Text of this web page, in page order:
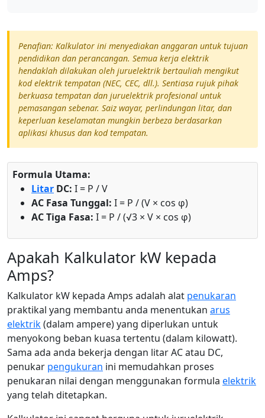
Penafian: Kalkulator ini menyediakan anggaran untuk tujuan
pendidikan dan perancangan. Semua kerja elektrik
hendaklah dilakukan oleh juruelektrik bertauliah mengikut
kod elektrik tempatan (NEC, CEC, dll.). Sentiasa rujuk pihak
berkuasa tempatan dan juruelektrik profesional untuk
pemasangan sebenar. Saiz wayar, perlindungan litar, dan
keperluan keselamatan mungkin berbeza berdasarkan
aplikasi khusus dan kod tempatan.
Formula Utama:
Litar DC: I = P / V
AC Fasa Tunggal: I = P / (V × cos φ)
AC Tiga Fasa: I = P / (√3 × V × cos φ)
Apakah Kalkulator kW kepada
Amps?
Kalkulator kW kepada Amps adalah alat penukaran
praktikal yang membantu anda menentukan arus
elektrik(dalam ampere) yang diperlukan untuk
menyokong beban kuasa tertentu (dalam kilowatt).
Sama ada anda bekerja dengan litar AC atau DC,
penukar pengukuran ini memudahkan proses
penukaran nilai dengan menggunakan formula elektrik
yang telah ditetapkan.